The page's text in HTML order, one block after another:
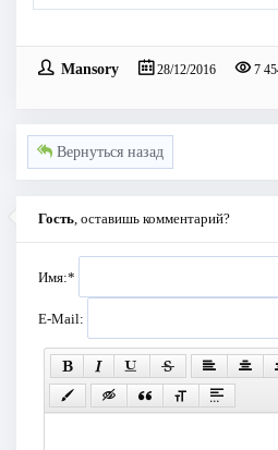
Mansory 28/12/2016 7
Вернуться назад
Гость, оставишь комментарий?
Имя:*
E-Mail: